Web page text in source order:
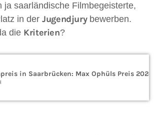
ja saarländische Filmbegeisterte,
in der Jugendjurybewerben.
die Kriterien?
in Saarbrücken: Max Ophüls Preis 2024